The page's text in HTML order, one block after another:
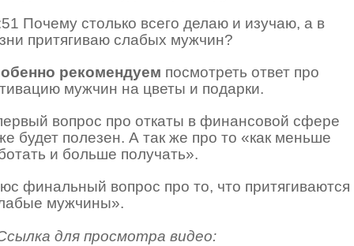
Почему столько всего делаю и изучаю, а в
притягиваю слабых мужчин?
рекомендуем посмотреть ответ про
мужчин на цветы и подарки.
вопрос про откаты в финансовой сфере
будет полезен. А так же про то «как меньше
и больше получать».
финальный вопрос про то, что притягиваются
мужчины».
для просмотра видео: